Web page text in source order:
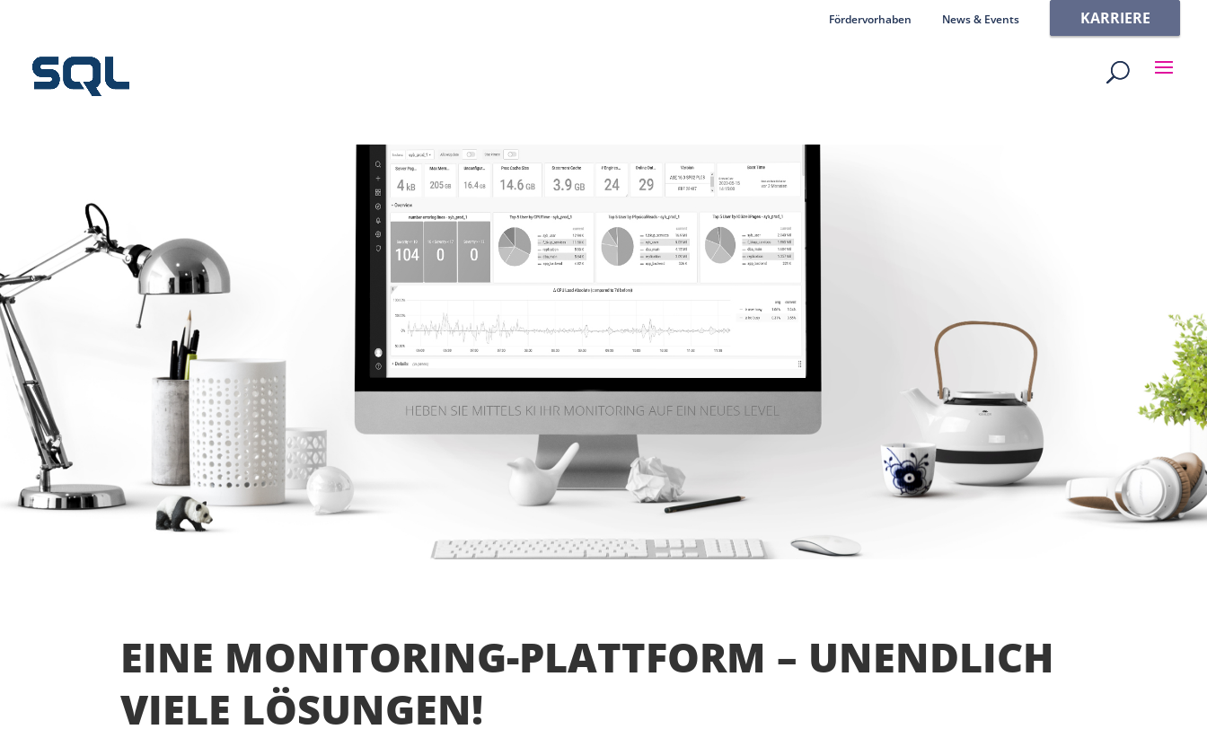
Fördervorhaben News & Events KARRIERE
EINE MONITORING-PLATTFORM – UNENDLICH
VIELE LÖSUNGEN!